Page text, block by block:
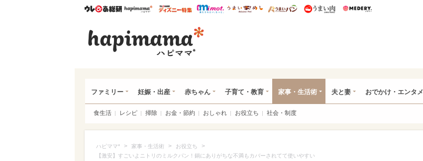
ウレぴあ総研ハピママ* ウレぴあ総研 ディズニー特集
mimot. うまいめし うまいパン うまい肉
ファミリー 妊娠・出産 赤ちゃん 子育て・教育 家事・生活術 夫と妻 おでかけ・エンタメ
食生活 レシピ 掃除 お金・節約 おしゃれ お役立ち 社会・制度
ハピママ* > 家事・生活術 > お役立ち >
【激安】すごいよニトリのミルクパン！鍋にありがちな不満もカバーされてて使いやすい